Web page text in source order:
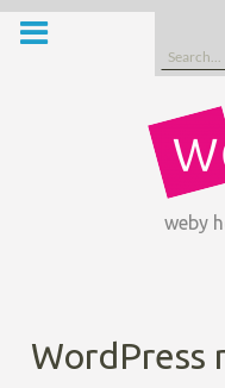
Skip
Search
for:
weby
WordPress